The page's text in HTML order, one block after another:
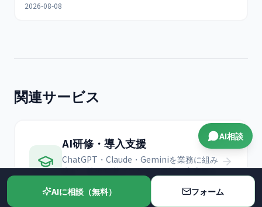
2026-08-08
関連サービス
AI研修・導入支援
ChatGPT・Claude・Geminiを業務に組み
込む。技術知識ゼロから、自社の実業務を
教材にして定着まで伴走します。
AIに相談（無料） フォーム
AI相談